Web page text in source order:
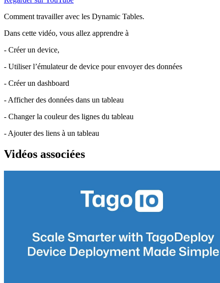
Comment travailler avec les Dynamic Tables.
Dans cette vidéo, vous allez apprendre à
- Créer un device,
- Utiliser l’émulateur de device pour envoyer des données
- Créer un dashboard
- Afficher des données dans un tableau
- Changer la couleur des lignes du tableau
- Ajouter des liens à un tableau
Vidéos associées